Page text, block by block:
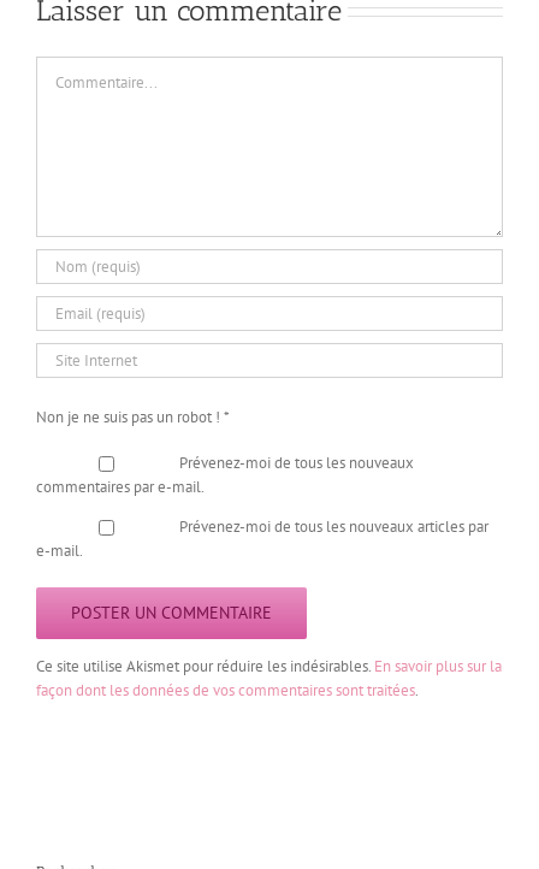
Laisser un commentaire
Non je ne suis pas un robot ! *
Prévenez-moi de tous les nouveaux
commentaires par e-mail.
Prévenez-moi de tous les nouveaux articles par
e-mail.
Ce site utilise Akismet pour réduire les indésirables. En savoir plus sur la
façon dont les données de vos commentaires sont traitées.